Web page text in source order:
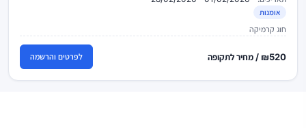
אומנות
חוג קרמיקה
₪520 / מחיר לתקופה לפרטים והרשמה